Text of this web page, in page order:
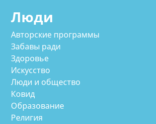
Люди
Авторские программы
Забавы ради
Здоровье
Искусство
Люди и общество
Ковид
Образование
Религия